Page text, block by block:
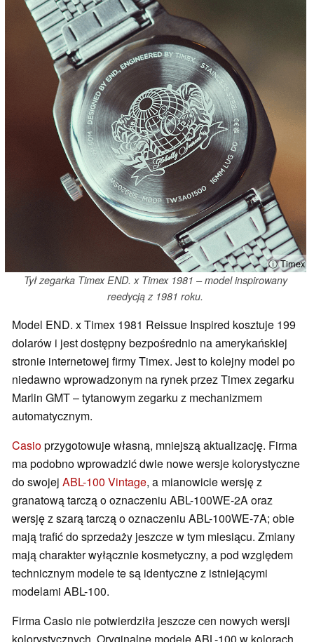
ⓘ Timex
Tył zegarka Timex END. x Timex 1981 – model inspirowany
reedycją z 1981 roku.
Model END. x Timex 1981 Reissue Inspired kosztuje 199
dolarów i jest dostępny bezpośrednio na amerykańskiej
stronie internetowej firmy Timex. Jest to kolejny model po
niedawno wprowadzonym na rynek przez Timex zegarku
Marlin GMT – tytanowym zegarku z mechanizmem
automatycznym.
Casioprzygotowuje własną, mniejszą aktualizację. Firma
ma podobno wprowadzić dwie nowe wersje kolorystyczne
do swojej ABL-100 Vintage, a mianowicie wersję z
granatową tarczą o oznaczeniu ABL-100WE-2A oraz
wersję z szarą tarczą o oznaczeniu ABL-100WE-7A; obie
mają trafić do sprzedaży jeszcze w tym miesiącu. Zmiany
mają charakter wyłącznie kosmetyczny, a pod względem
technicznym modele te są identyczne z istniejącymi
modelami ABL-100.
Firma Casio nie potwierdziła jeszcze cen nowych wersji
kolorystycznych. Oryginalne modele ABL-100 w kolorach